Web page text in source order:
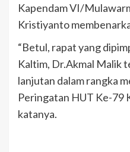
Kapendam VI/
Kristiyanto
“Betul, rapat yang
Kaltim, Dr.Akmal Malik
lanjutan dalam rangka
Peringatan HUT Ke-79
katanya.